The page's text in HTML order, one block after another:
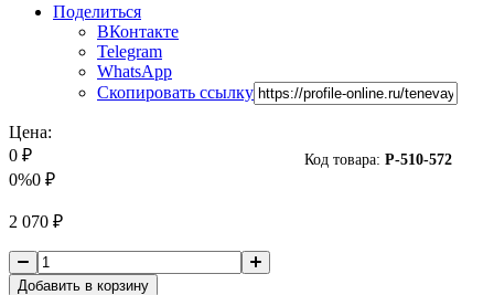
Поделиться
ВКонтакте
Telegram
WhatsApp
Скопировать ссылку
Код товара: P-510-572
Цена:
0 ₽
0%0 ₽
2 070 ₽
Добавить в корзину